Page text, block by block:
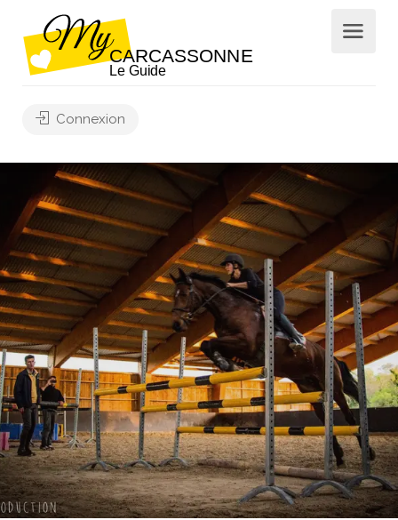
Connexion